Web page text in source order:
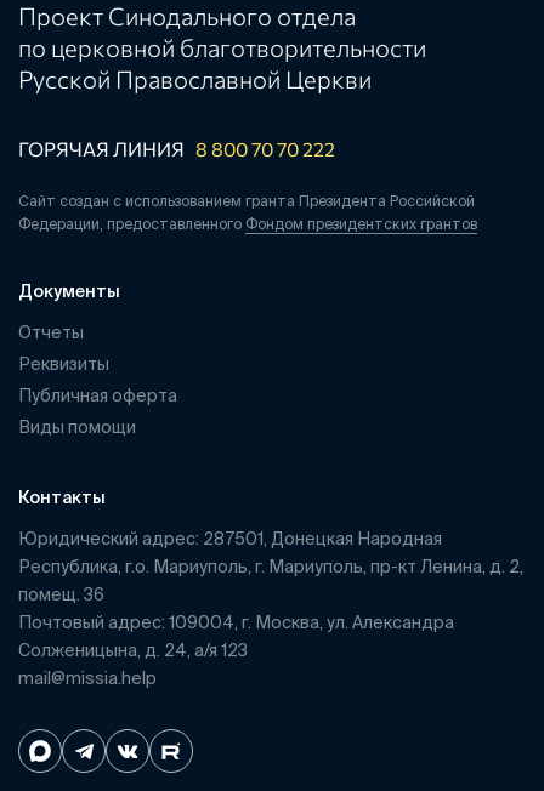
Проект Синодального отдела
по церковной благотворительности
Русской Православной Церкви
ГОРЯЧАЯ ЛИНИЯ 8 800 70 70 222
Сайт создан с использованием гранта Президента Российской
Федерации, предоставленного Фондом президентских грантов
Документы
Отчеты
Реквизиты
Публичная оферта
Виды помощи
Контакты
Юридический адрес: 287501, Донецкая Народная
Республика, г.о. Мариуполь, г. Мариуполь, пр-кт Ленина, д. 2,
помещ. 36
Почтовый адрес: 109004, г. Москва, ул. Александра
Солженицына, д. 24, а/я 123
mail@missia.help